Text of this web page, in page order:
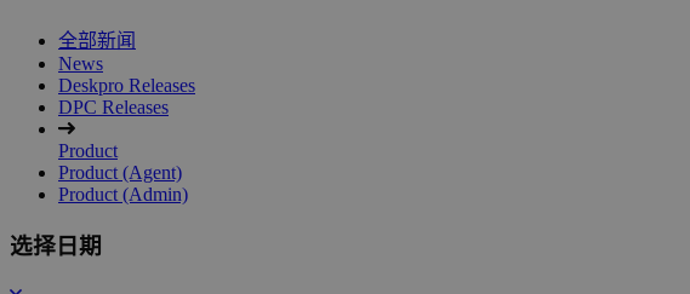
全部新闻
News
Deskpro Releases
DPC Releases
Product
Product (Agent)
Product (Admin)
选择日期